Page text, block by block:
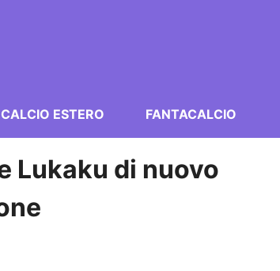
CALCIO ESTERO FANTACALCIO
Lukaku di nuovo